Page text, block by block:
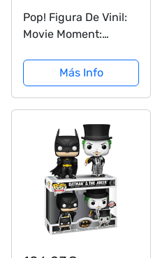
Pop! Figura De Vinil:
Movie Moment:
Light Up Bat Signal
Más Info